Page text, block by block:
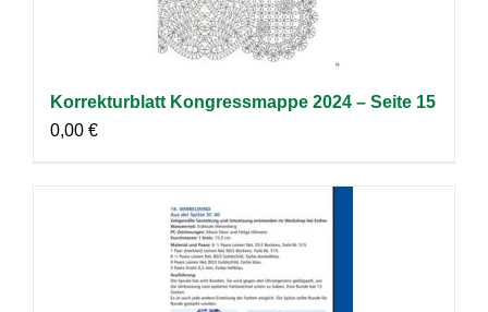
Korrekturblatt Kongressmappe 2024 – Seite 15
0,00 €